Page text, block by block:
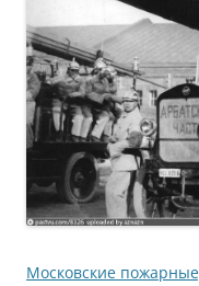
Московские